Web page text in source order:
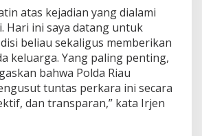
n
d
a
n
g
B
u
l
atas kejadian yang dialami
Hari ini saya datang untuk
beliau sekaligus memberikan
keluarga. Yang paling penting,
bahwa Polda Riau
tuntas perkara ini secara
dan transparan,” kata Irjen